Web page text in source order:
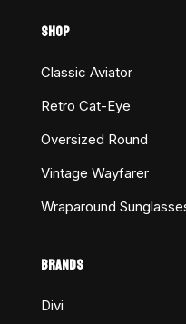
SHOP
Classic Aviator
Retro Cat-Eye
Oversized Round
Vintage Wayfarer
Wraparound
BRANDS
Divi